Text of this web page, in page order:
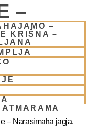
–
KRIŠNA –
–
–
– Narasimaha jagja.